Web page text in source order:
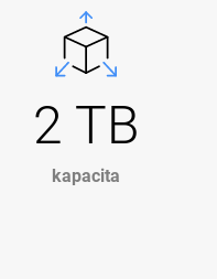
2 TB
kapacita